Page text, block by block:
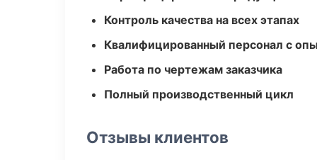
Контроль качества на всех этапах
Квалифицированный персонал с
Работа по чертежам заказчика
Полный производственный цикл
Отзывы клиентов